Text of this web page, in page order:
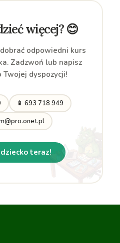
więcej? 😊
odpowiedni kurs
Zadzwoń lub napisz
dyspozycji!
📱 693 718 949
teraz!